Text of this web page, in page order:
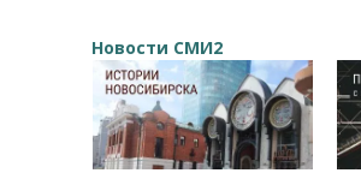
Новости СМИ2